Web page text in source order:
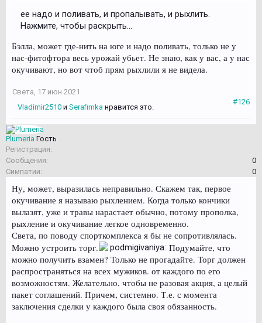
ее надо и поливать, и пропалывать, и рыхлить.
Нажмите, чтобы раскрыть...
Бэлла, может где-нить на юге и надо поливать, только не у
нас-фитофтора весь урожай убьет. Не знаю, как у вас, а у нас
окучивают, но вот чтоб прям рыхлили я не видела.
Света 17 июн 2021
#126
Vladimir2510 и Serafimka нравится это.
Plumeria Гость
Регистрация:
Сообщения:
0
Симпатии:
0
Ну, может, выразилась неправильно. Скажем так, первое
окучивание я называю рыхлением. Когда только кончики
вылазят, уже и травы нарастает обычно, потому прополка,
рыхление и окучивание легкое одновременно.
Света, по поводу спорткомплекса я бы не сопротивлялась.
Можно устроить торг.
Подумайте, что
можно получить взамен? Только не прогадайте. Торг должен
распространяться на всех мужиков. от каждого по его
возможностям. Желательно, чтобы не разовая акция, а целый
пакет соглашений. Причем, системно. Т.е. с момента
заключения сделки у каждого была своя обязанность.